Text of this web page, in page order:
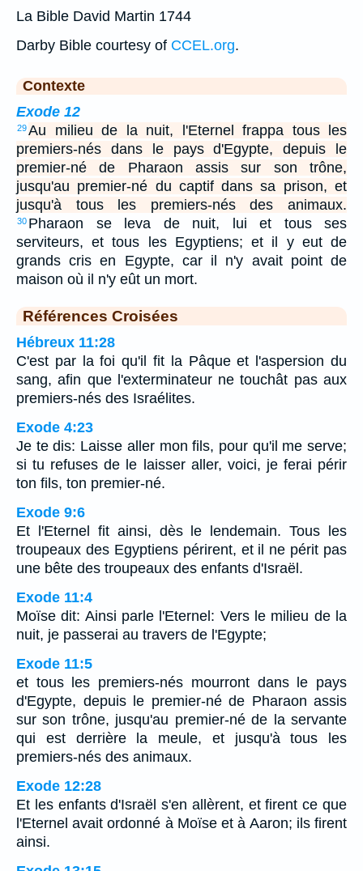
La Bible David Martin 1744
Darby Bible courtesy of CCEL.org.
Contexte
Exode 12
29Au milieu de la nuit, l'Eternel frappa tous les
premiers-nés dans le pays d'Egypte, depuis le
premier-né de Pharaon assis sur son trône,
jusqu'au premier-né du captif dans sa prison, et
jusqu'à tous les premiers-nés des animaux.
30 Pharaon se leva de nuit, lui et tous ses
serviteurs, et tous les Egyptiens; et il y eut de
grands cris en Egypte, car il n'y avait point de
maison où il n'y eût un mort.
Références Croisées
Hébreux 11:28
C'est par la foi qu'il fit la Pâque et l'aspersion du
sang, afin que l'exterminateur ne touchât pas aux
premiers-nés des Israélites.
Exode 4:23
Je te dis: Laisse aller mon fils, pour qu'il me serve;
si tu refuses de le laisser aller, voici, je ferai périr
ton fils, ton premier-né.
Exode 9:6
Et l'Eternel fit ainsi, dès le lendemain. Tous les
troupeaux des Egyptiens périrent, et il ne périt pas
une bête des troupeaux des enfants d'Israël.
Exode 11:4
Moïse dit: Ainsi parle l'Eternel: Vers le milieu de la
nuit, je passerai au travers de l'Egypte;
Exode 11:5
et tous les premiers-nés mourront dans le pays
d'Egypte, depuis le premier-né de Pharaon assis
sur son trône, jusqu'au premier-né de la servante
qui est derrière la meule, et jusqu'à tous les
premiers-nés des animaux.
Exode 12:28
Et les enfants d'Israël s'en allèrent, et firent ce que
l'Eternel avait ordonné à Moïse et à Aaron; ils firent
ainsi.